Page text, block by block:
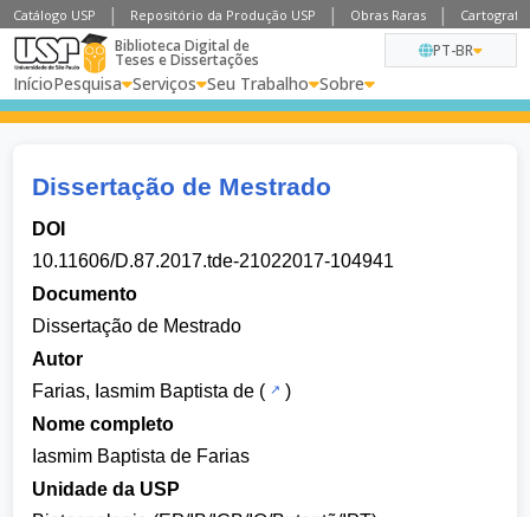
Catálogo USP Repositório da Produção USP Obras Raras
Biblioteca Digital de
Teses e Dissertações
InícioPesquisa Serviços Seu Trabalho Sobre
PT-BR
Dissertação de Mestrado
DOI
10.11606/D.87.2017.tde-21022017-104941
Documento
Dissertação de Mestrado
Autor
Farias, Iasmim Baptista de (
)
Nome completo
Iasmim Baptista de Farias
Unidade da USP